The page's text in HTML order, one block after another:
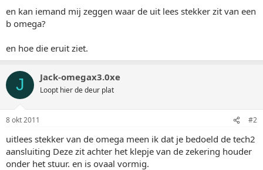
en kan iemand mij zeggen waar de uit lees stekker zit van een
b omega?
en hoe die eruit ziet.
J Jack-omegax3.0xe
Loopt hier de deur plat
8 okt 2011 #2
uitlees stekker van de omega meen ik dat je bedoeld de tech2
aansluiting Deze zit achter het klepje van de zekering houder
onder het stuur. en is ovaal vormig.